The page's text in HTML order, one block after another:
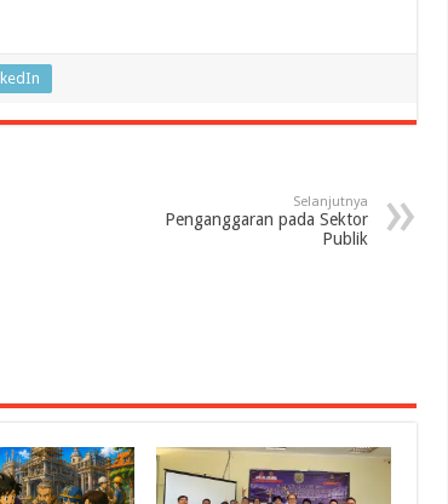
Selanjutnya
Penganggaran pada Sektor
Publik